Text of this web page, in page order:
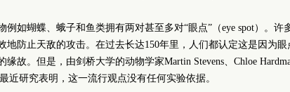
例如蝴蝶、蛾子和鱼类拥有两对甚至多对“眼点”（eye spot）。许
地防止天敌的攻击。在过去长达150年里，人们都认定这是因为眼
故。但是，由剑桥大学的动物学家Martin Stevens、Chloe
近研究表明，这一流行观点没有任何实验依据。